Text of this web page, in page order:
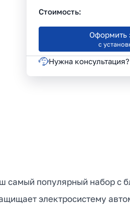
Стоимость:
Оформить
с
Нужна консультация?
самый популярный набор с
электросистему